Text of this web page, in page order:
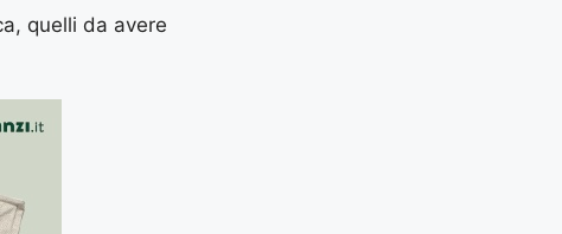
quelli da avere